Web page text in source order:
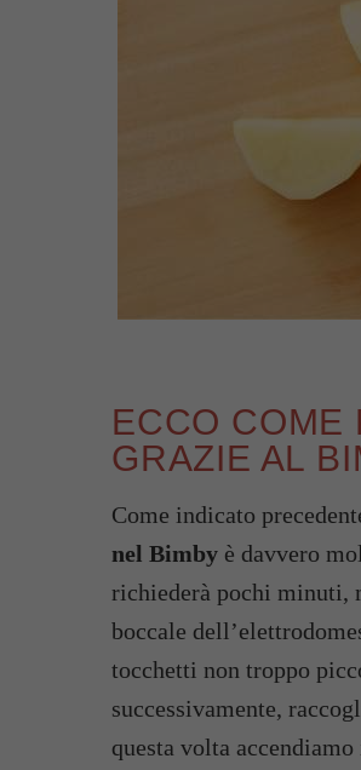
ECCO COME
GRAZIE AL
Come indicato
nel Bimby è davvero
richiederà pochi minuti,
boccale
tocchetti non troppo
successivamente,
questa volta